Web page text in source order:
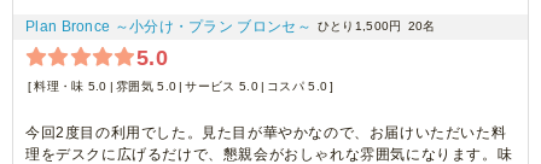
Plan Bronce ～小分け・プラン ブロンセ～ ひとり1,500円 20名
5.0
料理・味 5.0 雰囲気 5.0 サービス 5.0 コスパ 5.0
今回2度目の利用でした。見た目が華やかなので、お届けいただいた料
理をデスクに広げるだけで、懇親会がおしゃれな雰囲気になります。味